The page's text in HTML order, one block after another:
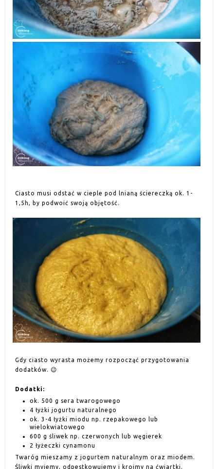
Ciasto musi odstać w cieple pod lnianą ściereczką ok. 1-
1,5h, by podwoić swoją objętość.
Gdy ciasto wyrasta możemy rozpocząć przygotowania
dodatków. 😉
Dodatki:
ok. 500 g sera twarogowego
4 łyżki jogurtu naturalnego
ok. 3-4 łyżki miodu np. rzepakowego lub
wielokwiatowego
600 g śliwek np. czerwonych lub węgierek
2 łyżeczki cynamonu
Twaróg mieszamy z jogurtem naturalnym oraz miodem.
Śliwki myjemy, odpestkowujemy i kroimy na ćwiartki.